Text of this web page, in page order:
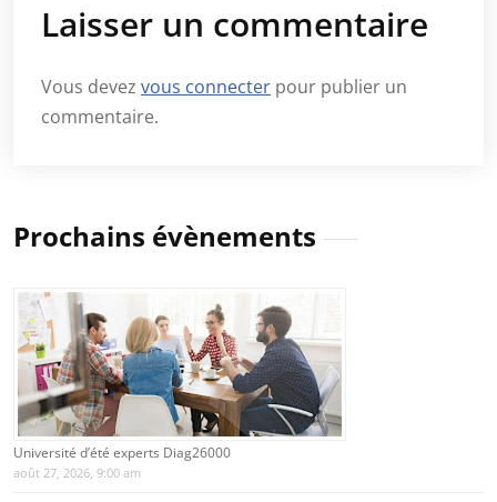
Laisser un commentaire
Vous devez vous connecter pour publier un
commentaire.
Prochains évènements
Université d’été experts Diag26000
août 27, 2026, 9:00 am